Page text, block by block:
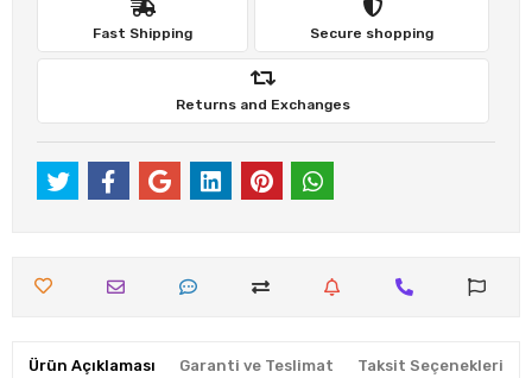
Fast Shipping Secure shopping
Returns and Exchanges
Ürün Açıklaması Garanti ve Teslimat Taksit Seçenekleri